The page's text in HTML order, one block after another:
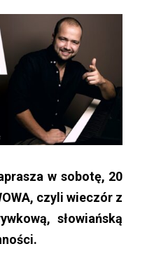
w sobotę, 20
czyli wieczór z
słowiańską